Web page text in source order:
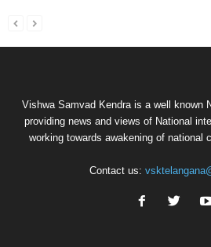
Vishwa Samvad Kendra is a well known
providing news and views of National
working towards awakening of national
Contact us: